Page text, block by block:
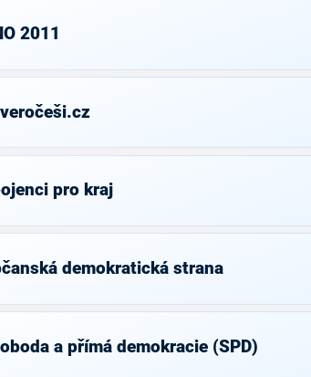
2011
pro kraj
demokratická strana
a přímá demokracie (SPD)